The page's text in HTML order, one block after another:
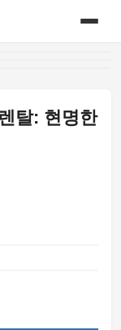
탈: 현명한